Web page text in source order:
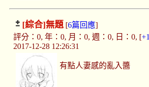
[綜合]無題[6篇回應]
評分：0, 年：0, 月：0, 週：0, 日：0, [+1
2017-12-28 12:26:31
有點人妻感的亂入醬